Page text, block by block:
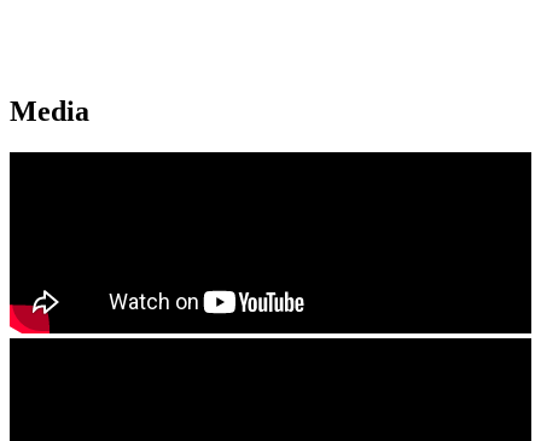
Media